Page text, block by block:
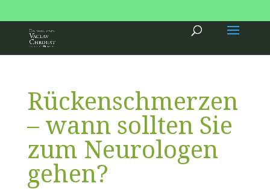
Rückenschmerzen
– wann sollten Sie
zum Neurologen
gehen?